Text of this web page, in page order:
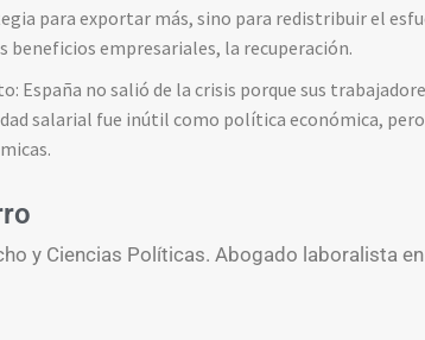
para exportar más, sino para redistribuir el
beneficios empresariales, la recuperación.
España no salió de la crisis porque sus
salarial fue inútil como política económica,
y Ciencias Políticas. Abogado laboralista